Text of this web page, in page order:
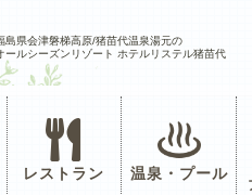
島県会津磐梯高原/猪苗代温泉湯元の
ールシーズンリゾート ホテルリステル猪苗代
レストラン 温泉・プール